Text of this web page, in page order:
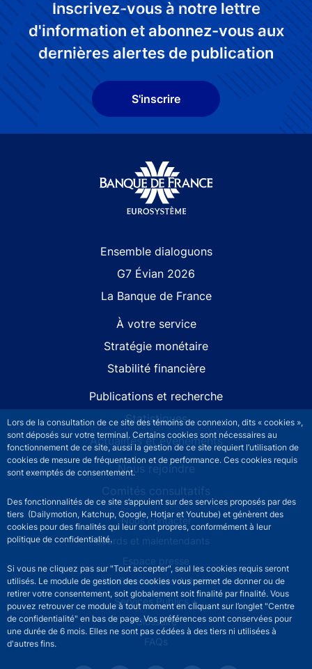
Lors de la consultation de ce site des témoins de connexion, dits « cookies »,
sont déposés sur votre terminal. Certains cookies sont nécessaires au
fonctionnement de ce site, aussi la gestion de ce site requiert l’utilisation de
cookies de mesure de fréquentation et de performance. Ces cookies requis
sont exemptés de consentement.
Des fonctionnalités de ce site s’appuient sur des services proposés par des
tiers (Dailymotion, Katchup, Google, Hotjar et Youtube) et génèrent des
cookies pour des finalités qui leur sont propres, conformément à leur
politique de confidentialité.
Si vous ne cliquez pas sur "Tout accepter", seul les cookies requis seront
utilisés. Le module de gestion des cookies vous permet de donner ou de
retirer votre consentement, soit globalement soit finalité par finalité. Vous
pouvez retrouver ce module à tout moment en cliquant sur l’onglet "Centre
de confidentialité" en bas de page. Vos préférences sont conservées pour
une durée de 6 mois. Elles ne sont pas cédées à des tiers ni utilisées à
d'autres fins.
Inscrivez-vous à notre lettre
d'information et abonnez-vous aux
dernières alertes de publication
S'inscrire
Ensemble dialoguons
G7 Évian 2026
La Banque de France
À votre service
Stratégie monétaire
Stabilité financière
Publications et recherche
Statistiques
Actualités et événements
Nous rejoindre
Comités consultatifs
Footer secondary menuNous contacter
Sourds et malentendants
Espace presse
La direction des Achats
Services Publics +
Glossaire
FAQs